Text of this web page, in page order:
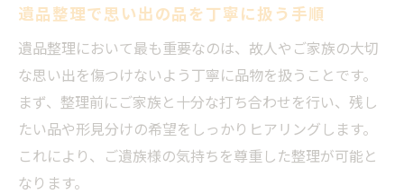
遺品整理で思い出の品を丁寧に扱う手順
遺品整理において最も重要なのは、故人やご家族の大切
な思い出を傷つけないよう丁寧に品物を扱うことです。
まず、整理前にご家族と十分な打ち合わせを行い、残し
たい品や形見分けの希望をしっかりヒアリングします。
これにより、ご遺族様の気持ちを尊重した整理が可能と
なります。